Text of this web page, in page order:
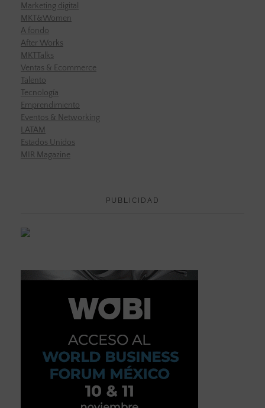
Marketing digital
MKT&Women
A fondo
After Works
MKTTalks
Ventas & Ecommerce
Talento
Tecnología
Emprendimiento
Eventos & Networking
LATAM
Estados Unidos
MIR Magazine
PUBLICIDAD